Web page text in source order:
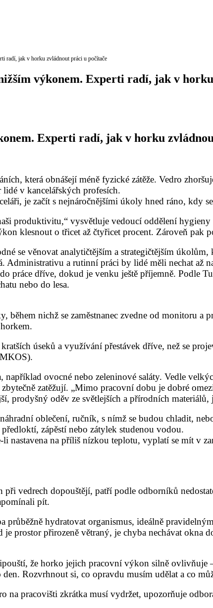
radí, jak v horku zvládnout práci u počítače
výkonem. Experti radí, jak v
Experti radí, jak v horku
která obnášejí méně fyzické zátěže. Vedro
v kancelářských profesích.
je začít s nejnáročnějšími úkoly hned ráno, kdy
produktivitu,“ vysvětluje vedoucí oddělení hygieny
klesnout o třicet až čtyřicet procent. Zároveň pak
se věnovat analytičtějším a strategičtějším
a rutinní práci by lidé měli nechat až
práce dříve, dokud je venku ještě příjemně. Podle
nebo do lesa.
během nichž se zaměstnanec zvedne od monitoru
úseků a využívání přestávek dříve, než se
ovocné nebo zeleninové saláty. Vedle
zatěžují. „Mimo pracovní dobu je dobré
prodyšný oděv ze světlejších a přírodních materiálů,
oblečení, ručník, s nímž se budou chladit,
zápěstí nebo zátylek studenou vodou.
nastavena na příliš nízkou teplotu, vyplatí se mít v
při vedrech dopouštějí, patří podle odborníků
pít.
průběžně hydratovat organismus, ideálně
prostor přirozeně větraný, je chyba nechávat okna
že horko jejich pracovní výkon silně ovlivňuje
Rozvrhnout si, co opravdu musím udělat a co
na pracovišti zkrátka musí vydržet, upozorňuje